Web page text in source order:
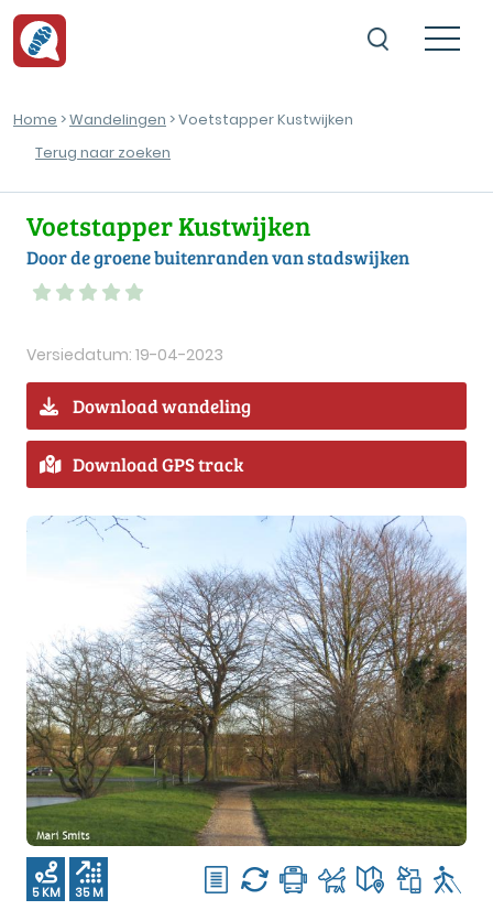
Home >Wandelingen > Voetstapper Kustwijken
Terug naar zoeken
Voetstapper Kustwijken
Door de groene buitenranden van stadswijken
Versiedatum: 19-04-2023
Download wandeling
Download GPS track
5 KM 35 M